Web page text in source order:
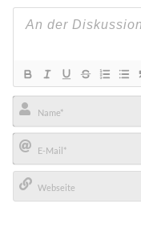
Name*
E-
Mail*